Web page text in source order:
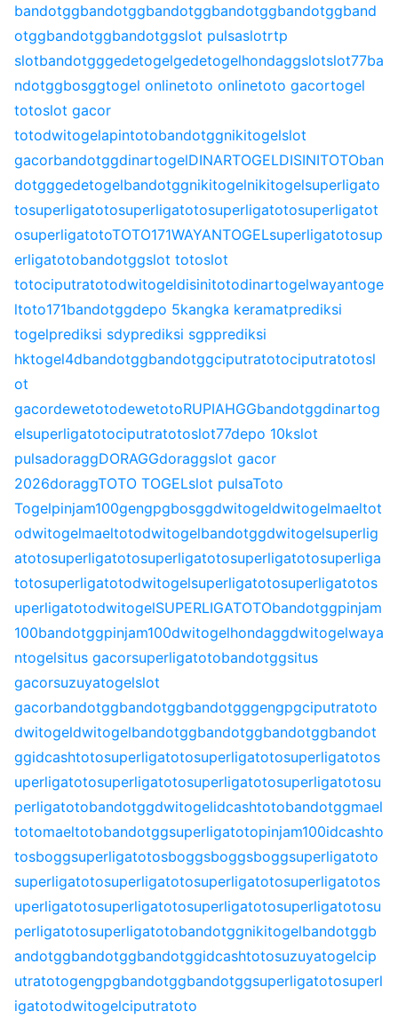
bandotggbandotggbandotggbandotggbandotggband
otggbandotggbandotggslot pulsaslotrtp
slotbandotgggedetogelgedetogelhondaggslotslot77ba
ndotggbosggtogel onlinetoto onlinetoto gacortogel
totoslot gacor
totodwitogelapintotobandotggnikitogelslot
gacorbandotggdinartogelDINARTOGELDISINITOTOban
dotgggedetogelbandotggnikitogelnikitogelsuperligato
tosuperligatotosuperligatotosuperligatotosuperligatot
osuperligatotoTOTO171WAYANTOGELsuperligatotosup
erligatotobandotggslot totoslot
totociputratotodwitogeldisinitotodinartogelwayantoge
ltoto171bandotggdepo 5kangka keramatprediksi
togelprediksi sdyprediksi sgpprediksi
hktogel4dbandotggbandotggciputratotociputratotosl
ot
gacordewetotodewetotoRUPIAHGGbandotggdinartog
elsuperligatotociputratotoslot77depo 10kslot
pulsadoraggDORAGGdoraggslot gacor
2026doraggTOTO TOGELslot pulsaToto
Togelpinjam100gengpgbosggdwitogeldwitogelmaeltot
odwitogelmaeltotodwitogelbandotggdwitogelsuperlig
atotosuperligatotosuperligatotosuperligatotosuperliga
totosuperligatotodwitogelsuperligatotosuperligatotos
uperligatotodwitogelSUPERLIGATOTObandotggpinjam
100bandotggpinjam100dwitogelhondaggdwitogelwaya
ntogelsitus gacorsuperligatotobandotggsitus
gacorsuzuyatogelslot
gacorbandotggbandotggbandotgggengpgciputratoto
dwitogeldwitogelbandotggbandotggbandotggbandot
ggidcashtotosuperligatotosuperligatotosuperligatotos
uperligatotosuperligatotosuperligatotosuperligatotosu
perligatotobandotggdwitogelidcashtotobandotggmael
totomaeltotobandotggsuperligatotopinjam100idcashto
tosboggsuperligatotosboggsboggsboggsuperligatoto
superligatotosuperligatotosuperligatotosuperligatotos
uperligatotosuperligatotosuperligatotosuperligatotosu
perligatotosuperligatotobandotggnikitogelbandotggb
andotggbandotggbandotggidcashtotosuzuyatogelcip
utratotogengpgbandotggbandotggsuperligatotosuperl
igatotodwitogelciputratoto